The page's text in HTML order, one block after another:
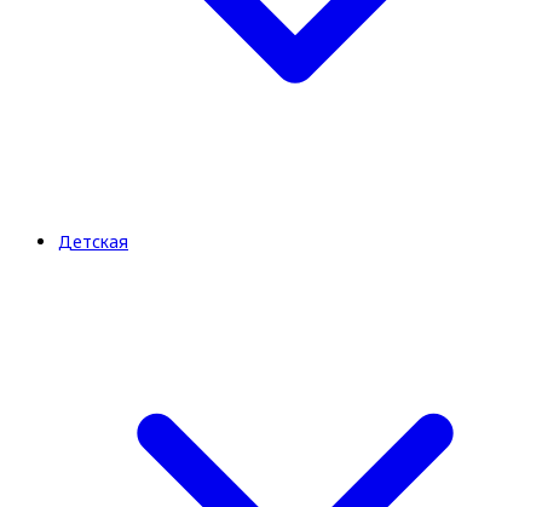
Детская